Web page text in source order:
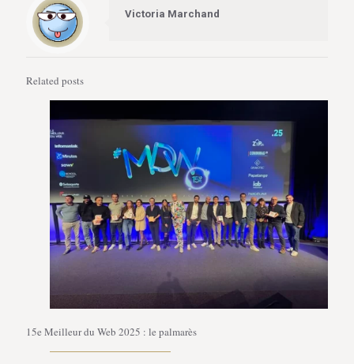
Victoria Marchand
Related posts
15e Meilleur du Web 2025 : le palmarès